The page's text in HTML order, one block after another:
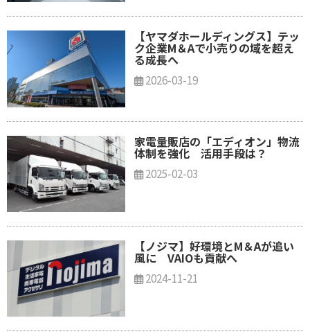
【ヤマダホールディングス】テッ
ク企業M＆Aで小売りの域を超え
る成長へ
2026-03-19
家電量販店の「エディオン」物流
体制を強化 活用手段は？
2025-02-03
【ノジマ】好環境とM＆Aが追い
風に VAIOも貢献へ
2024-11-21